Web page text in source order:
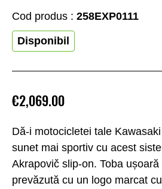
Dă-i motocicletei tale
sunet mai sportiv cu acest
Akrapovič slip-on. Toba
prevăzută cu un logo marcat
€2,069.00
Cod produs : 258EXP0111
Disponibil